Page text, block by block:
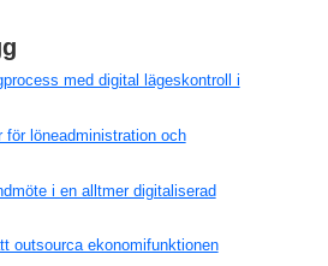
med digital lägeskontroll i
för löneadministration och
i en alltmer digitaliserad
outsourca ekonomifunktionen